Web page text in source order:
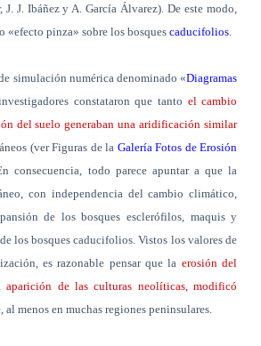
J. Ibáñez y A. García Álvarez). De este modo,
«efecto pinza» sobre los bosques caducifolios.
simulación numérica denominado «Diagramas
constataron que tanto el cambio
del suelo generaban una aridificación similar
(ver Figuras de la Galería Fotos de Erosión
consecuencia, todo parece apuntar a que la
con independencia del cambio climático,
de los bosques esclerófilos, maquis y
los bosques caducifolios. Vistos los valores de
es razonable pensar que la erosión del
aparición de las culturas neolíticas, modificó
, al menos en muchas regiones peninsulares.